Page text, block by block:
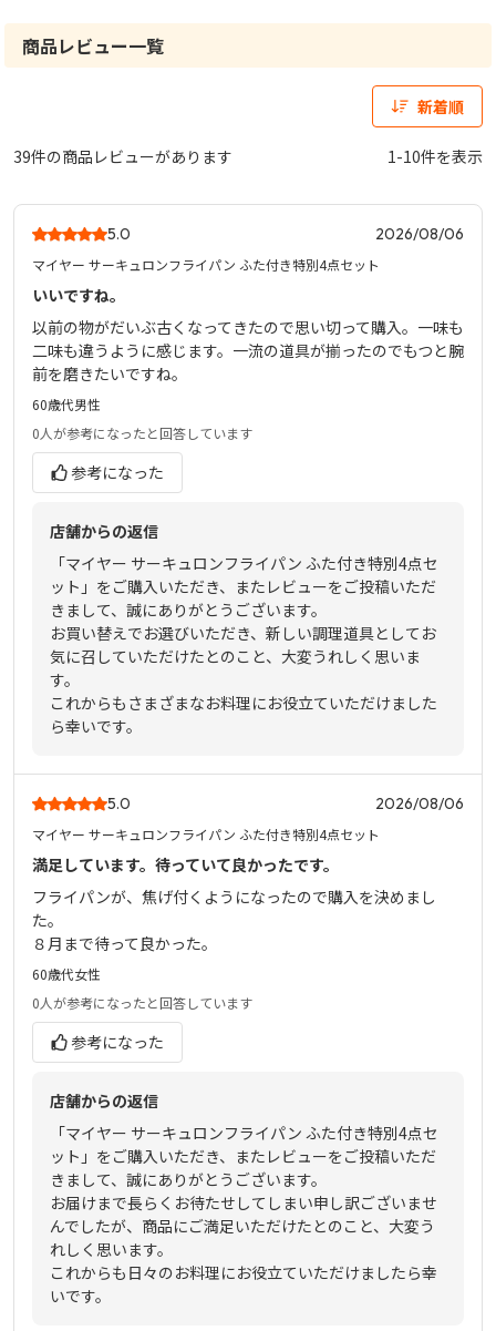
商品レビュー一覧
新着順
39件の商品レビューがあります 1-10件を表示
5.0 2026/08/06
マイヤー サーキュロンフライパン ふた付き特別4点セット
いいですね。
以前の物がだいぶ古くなってきたので思い切って購入。一味も
二味も違うように感じます。一流の道具が揃ったのでもつと腕
前を磨きたいですね。
60歳代男性
0人が参考になったと回答しています
参考になった
店舗からの返信
「マイヤー サーキュロンフライパン ふた付き特別4点セ
ット」をご購入いただき、またレビューをご投稿いただ
きまして、誠にありがとうございます。
お買い替えでお選びいただき、新しい調理道具としてお
気に召していただけたとのこと、大変うれしく思いま
す。
これからもさまざまなお料理にお役立ていただけました
ら幸いです。
5.0 2026/08/06
マイヤー サーキュロンフライパン ふた付き特別4点セット
満足しています。待っていて良かったです。
フライパンが、焦げ付くようになったので購入を決めまし
た。
８月まで待って良かった。
60歳代女性
0人が参考になったと回答しています
参考になった
店舗からの返信
「マイヤー サーキュロンフライパン ふた付き特別4点セ
ット」をご購入いただき、またレビューをご投稿いただ
きまして、誠にありがとうございます。
お届けまで長らくお待たせしてしまい申し訳ございませ
んでしたが、商品にご満足いただけたとのこと、大変う
れしく思います。
これからも日々のお料理にお役立ていただけましたら幸
いです。